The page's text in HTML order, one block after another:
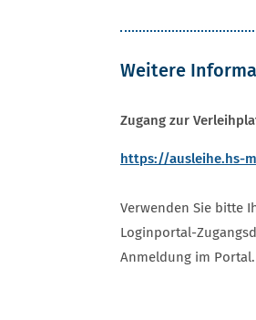
Weitere
Zugang zur
https://ausleihe.hs-
Verwenden Sie bitte
Loginportal-
Anmeldung im Portal.